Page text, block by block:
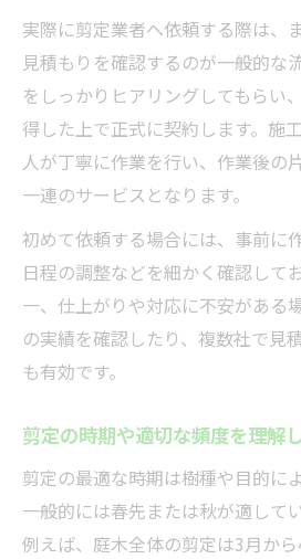
松の剪定時期や料金の
高所作業の安全対策と
庭木の種類別に最適な
剪定費用が高くなるケ
時期と費用で比較したい剪
剪定に最適な時期と費用
庭木剪定の時期による
依頼する剪定本数や木
費用を抑えるための剪
剪定サービスごとの追加
剪定費用を安く抑える依
追加料金が発生しやす
シルバー人材センター
庭木一本からでも対応
実際に剪定業者へ依頼する際は、
見積もりを確認するのが一般的な
をしっかりヒアリングしてもらい
得した上で正式に契約します。施
人が丁寧に作業を行い、作業後の
一連のサービスとなります。
初めて依頼する場合には、事前に
日程の調整などを細かく確認して
一、仕上がりや対応に不安がある
の実績を確認したり、複数社で見
も有効です。
剪定の時期や適切な頻度を理解
剪定の最適な時期は樹種や目的に
一般的には春先または秋が適して
例えば、庭木全体の剪定は3月か